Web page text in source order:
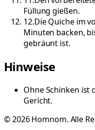
Füllung gießen.
12.Die Quiche im
Minuten backen,
gebräunt ist.
Hinweise
Ohne Schinken ist
Gericht.
©2026Homnom. Alle